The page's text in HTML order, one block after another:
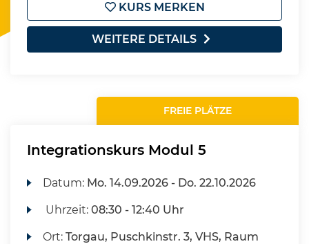
KURS MERKEN
WEITERE DETAILS
FREIE PLÄTZE
Integrationskurs Modul 5
Datum: Mo. 14.09.2026 - Do. 22.10.2026
Uhrzeit:08:30 - 12:40 Uhr
Ort:Torgau, Puschkinstr. 3, VHS, Raum